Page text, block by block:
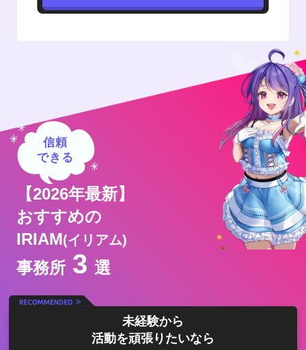
信頼
できる
【2026年最新】
おすすめの
IRIAM(イリアム)
事務所 3 選
未経験から
活動を頑張りたいなら